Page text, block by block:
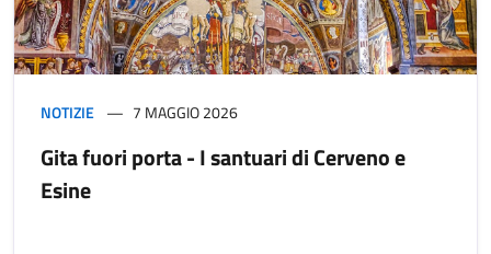
NOTIZIE 7 MAGGIO 2026
Gita fuori porta - I santuari di Cerveno e
Esine